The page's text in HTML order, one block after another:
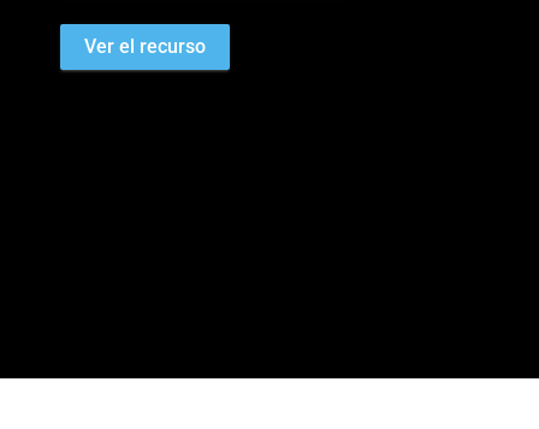
Ver el recurso